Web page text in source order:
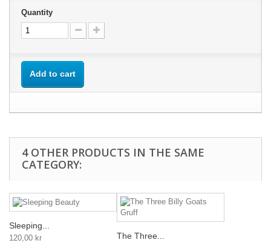
Quantity
Add to cart
4 OTHER PRODUCTS IN THE SAME
CATEGORY:
Sleeping...
120,00 kr The Three...